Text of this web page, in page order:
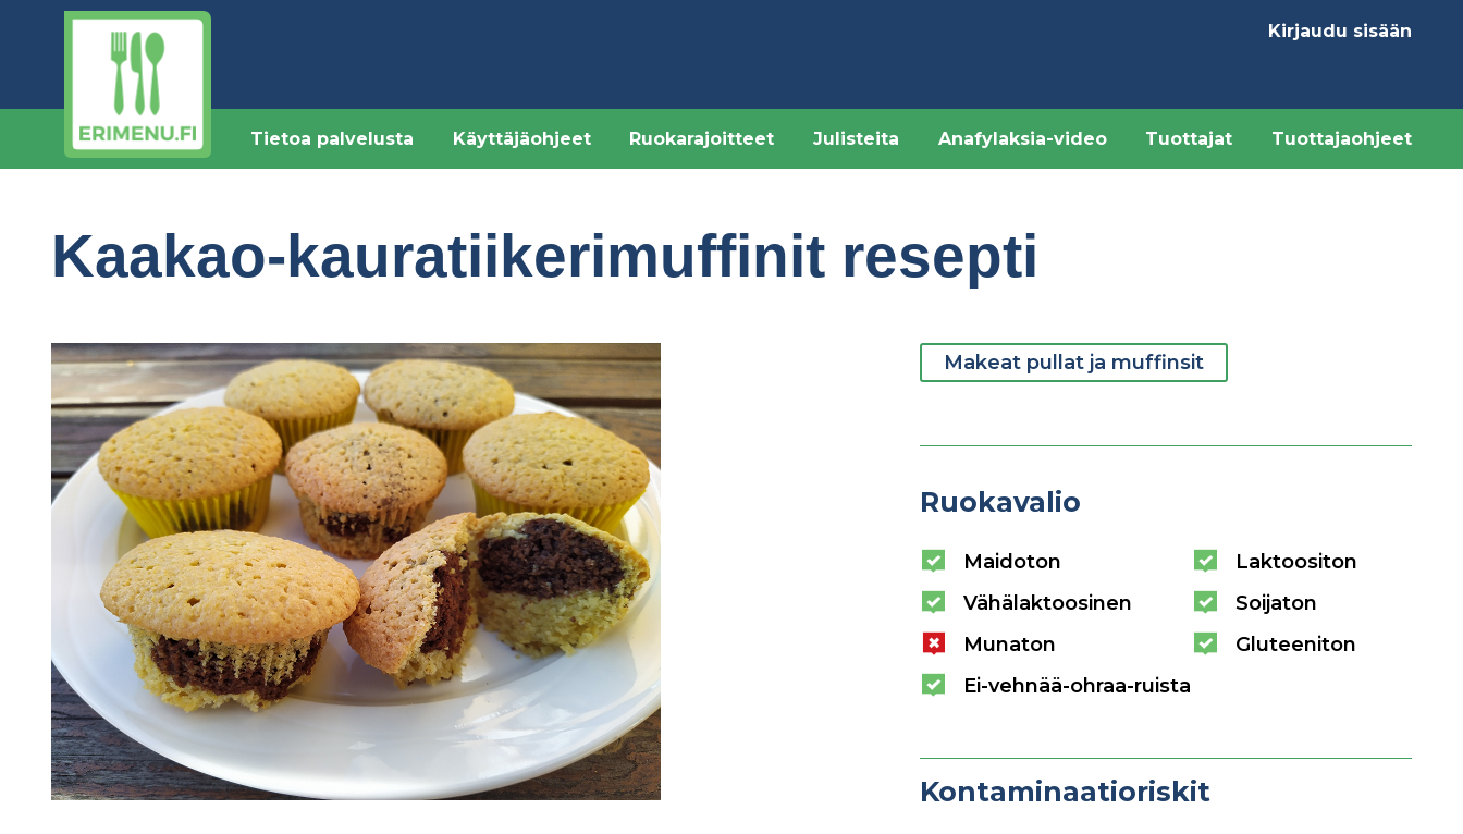
Hyppää
Käyttäjävalikko
Kirjaudu sisään
Tietoa palvelusta Käyttäjäohjeet Ruokarajoitteet Julisteita Anafylaksia-video Tuottajat Tuottajaohjeet
Kaakao-kauratiikerimuffinit resepti
Makeat pullat ja muffinsit
Ruokavalio
Maidoton
Laktoositon
Vähälaktoosinen
Soijaton
Munaton
Gluteeniton
Ei-vehnää-ohraa-ruista
Kontaminaatioriskit